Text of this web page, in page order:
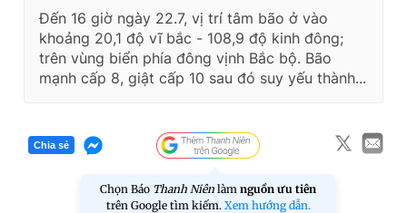
Đến 16 giờ ngày 22.7, vị trí tâm bão ở vào
khoảng 20,1 độ vĩ bắc - 108,9 độ kinh đông;
trên vùng biển phía đông vịnh Bắc bộ. Bão
mạnh cấp 8, giật cấp 10 sau đó suy yếu thành...
Chia sẻ
Chọn Báo Thanh Niên làm nguồn ưu tiên
trên Google tìm kiếm. Xem hướng dẫn.